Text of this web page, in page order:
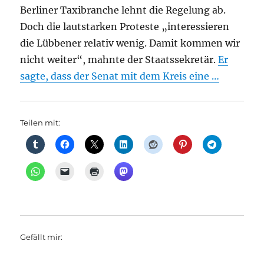
Berliner Taxibranche lehnt die Regelung ab.
Doch die lautstarken Proteste „interessieren
die Lübbener relativ wenig. Damit kommen wir
nicht weiter“, mahnte der Staatssekretär.Er
sagte, dass der Senat mit dem Kreis eine …
Teilen mit:
Gefällt mir: